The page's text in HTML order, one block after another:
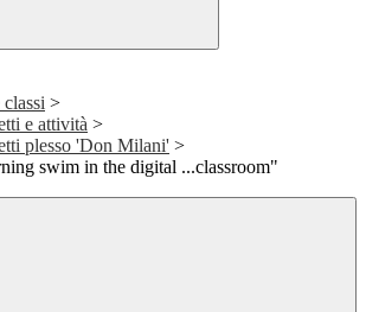
>
e attività >
plesso 'Don Milani' >
swim in the digital ...classroom"